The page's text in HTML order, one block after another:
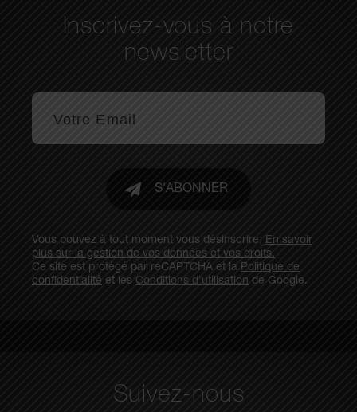
Inscrivez-vous à notre
newsletter
S'ABONNER
Vous pouvez à tout moment vous désinscrire, En savoir
plus sur la gestion de vos données et vos droits.
Ce site est protégé par reCAPTCHA et la Politique de
confidentialité et les Conditions d'utilisation de Google.
Suivez-nous